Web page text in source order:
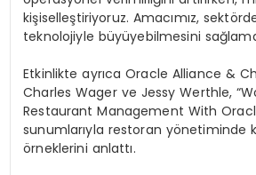
kişiselleştiriyoruz. Amacımız,
teknolojiyle büyüyebilmesini
Etkinlikte ayrıca Oracle Alliance &
Charles Wager ve Jessy Werthle,
Restaurant Management With
sunumlarıyla restoran yönetiminde
örneklerini anlattı.